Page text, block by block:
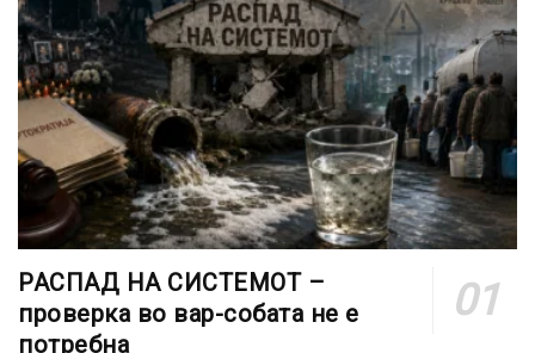
РАСПАД НА СИСТЕМОТ –
проверка во вар-собата не е
потребна